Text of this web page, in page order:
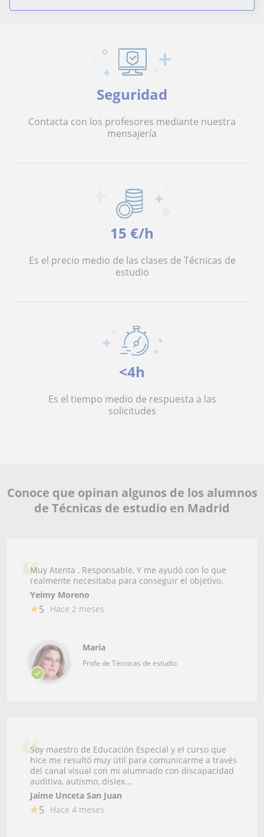
Seguridad
Contacta con los profesores mediante nuestra
mensajería
15 €/h
Es el precio medio de las clases de Técnicas de
estudio
<4h
Es el tiempo medio de respuesta a las
solicitudes
Conoce que opinan algunos de los alumnos
de Técnicas de estudio en Madrid
Muy Atenta , Responsable, Y me ayudó con lo que
realmente necesitaba para conseguir el objetivo.
Yeimy Moreno
5 Hace 2 meses
María
Profe de Técnicas de estudio
Soy maestro de Educación Especial y el curso que
hice me resultó muy útil para comunicarme a través
del canal visual con mi alumnado con discapacidad
auditiva, autismo, dislex...
Jaime Unceta San Juan
5 Hace 4 meses